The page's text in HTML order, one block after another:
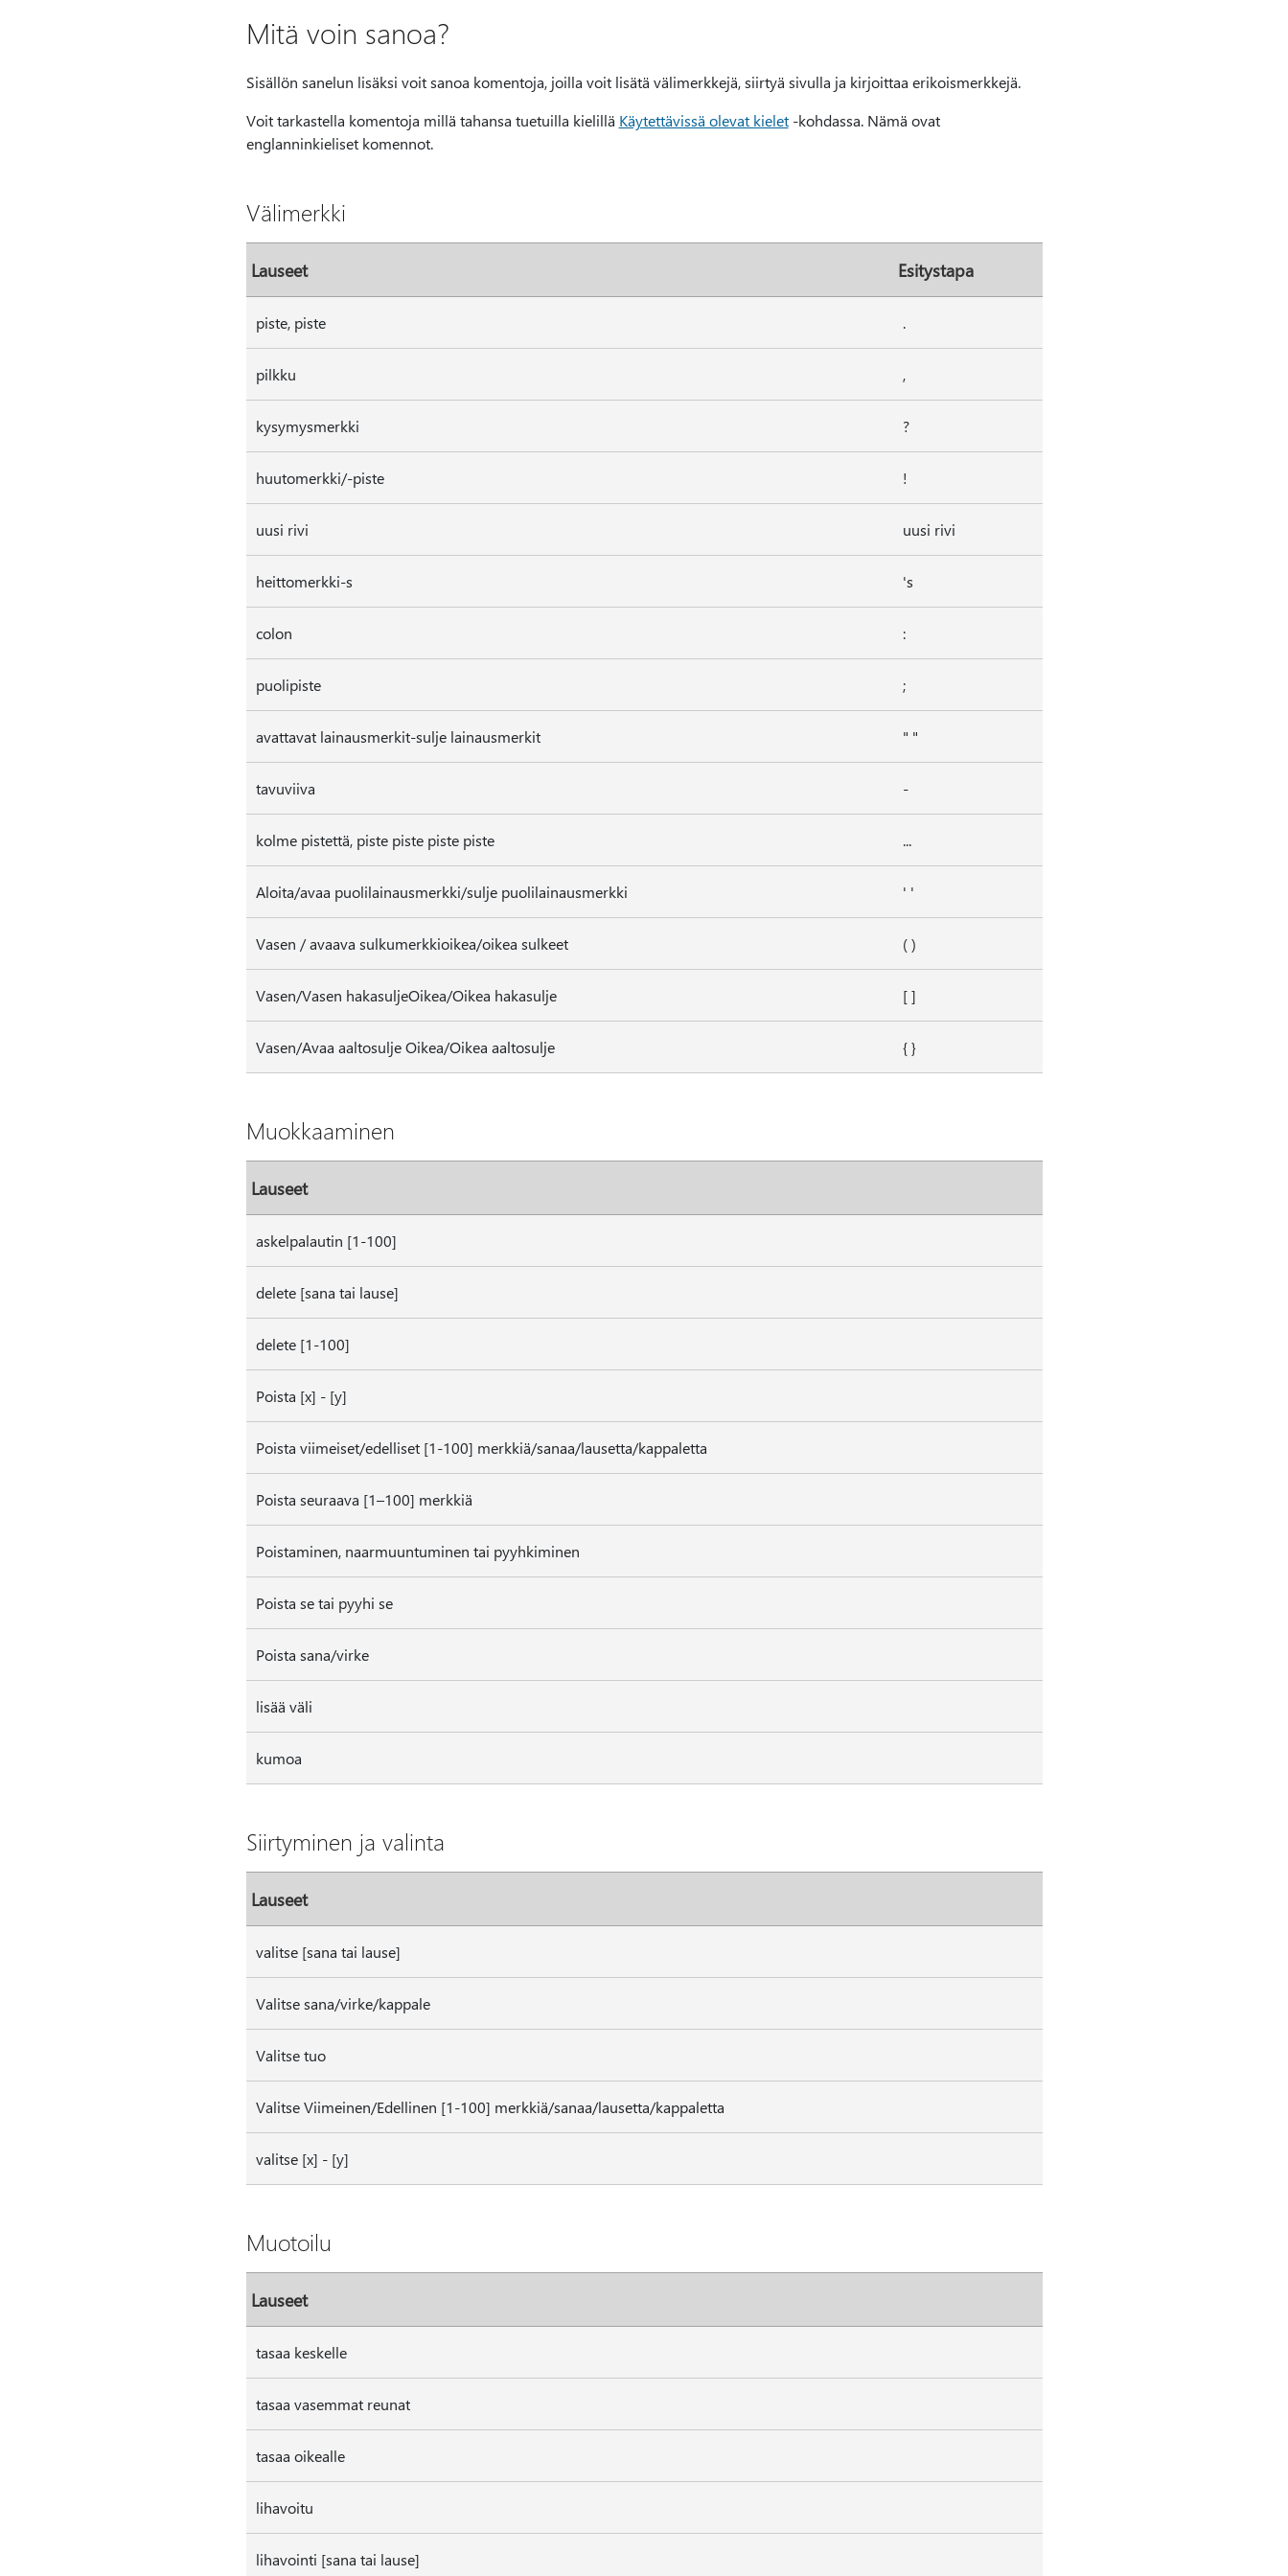
Mitä voin sanoa?
Sisällön sanelun lisäksi voit sanoa komentoja, joilla voit lisätä välimerkkejä, siirtyä sivulla ja kirjoittaa erikoismerkkejä.
Voit tarkastella komentoja millä tahansa tuetuilla kielillä Käytettävissä olevat kielet-kohdassa. Nämä ovat
englanninkieliset komennot.
Välimerkki
Lauseet Esitystapa
piste, piste .
pilkku ,
kysymysmerkki ?
huutomerkki/-piste !
uusi rivi uusi rivi
heittomerkki-s 's
colon :
puolipiste ;
avattavat lainausmerkit-sulje lainausmerkit " "
tavuviiva -
kolme pistettä, piste piste piste piste ...
Aloita/avaa puolilainausmerkki/sulje puolilainausmerkki ' '
Vasen / avaava sulkumerkkioikea/oikea sulkeet ( )
Vasen/Vasen hakasuljeOikea/Oikea hakasulje [ ]
Vasen/Avaa aaltosulje Oikea/Oikea aaltosulje { }
Muokkaaminen
Lauseet
askelpalautin [1-100]
delete [sana tai lause]
delete [1-100]
Poista [x] - [y]
Poista viimeiset/edelliset [1-100] merkkiä/sanaa/lausetta/kappaletta
Poista seuraava [1–100] merkkiä
Poistaminen, naarmuuntuminen tai pyyhkiminen
Poista se tai pyyhi se
Poista sana/virke
lisää väli
kumoa
Siirtyminen ja valinta
Lauseet
valitse [sana tai lause]
Valitse sana/virke/kappale
Valitse tuo
Valitse Viimeinen/Edellinen [1-100] merkkiä/sanaa/lausetta/kappaletta
valitse [x] - [y]
Muotoilu
Lauseet
tasaa keskelle
tasaa vasemmat reunat
tasaa oikealle
lihavoitu
lihavointi [sana tai lause]